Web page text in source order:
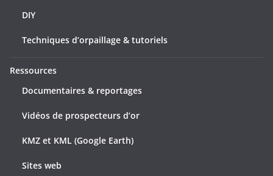
DIY
Techniques d’orpaillage & tutoriels
Ressources
Documentaires & reportages
Vidéos de prospecteurs d’or
KMZ et KML (Google Earth)
Sites web